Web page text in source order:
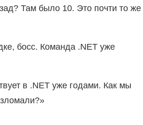
Там было 10. Это почти то же
босс. Команда .NET уже
в .NET уже годами. Как мы